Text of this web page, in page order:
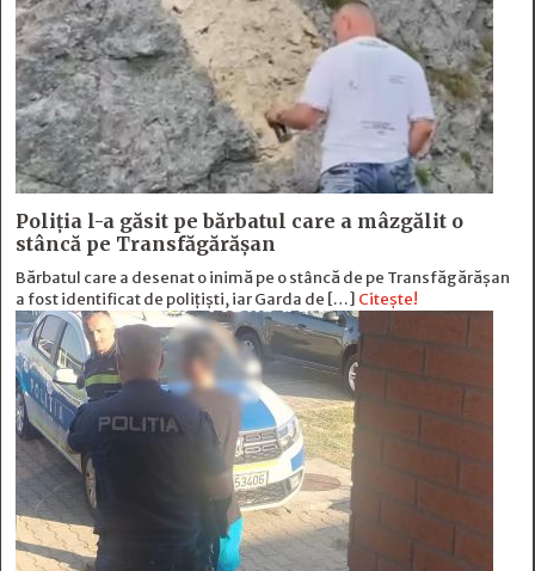
Poliția l-a găsit pe bărbatul care a mâzgălit o
stâncă pe Transfăgărășan
Bărbatul care a desenat o inimă pe o stâncă de pe Transfăgărășan
a fost identificat de polițiști, iar Garda de […] Citește!